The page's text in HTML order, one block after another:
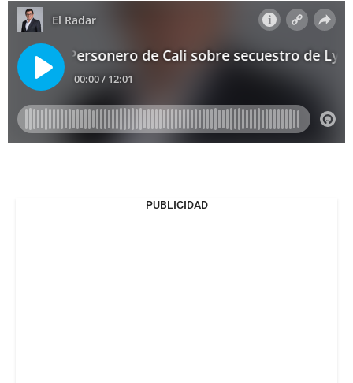
PUBLICIDAD